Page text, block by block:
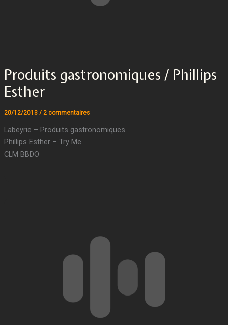
Produits gastronomiques / Phillips
Esther
20/12/2013 / 2 commentaires
Labeyrie – Produits gastronomiques
Phillips Esther – Try Me
CLM BBDO